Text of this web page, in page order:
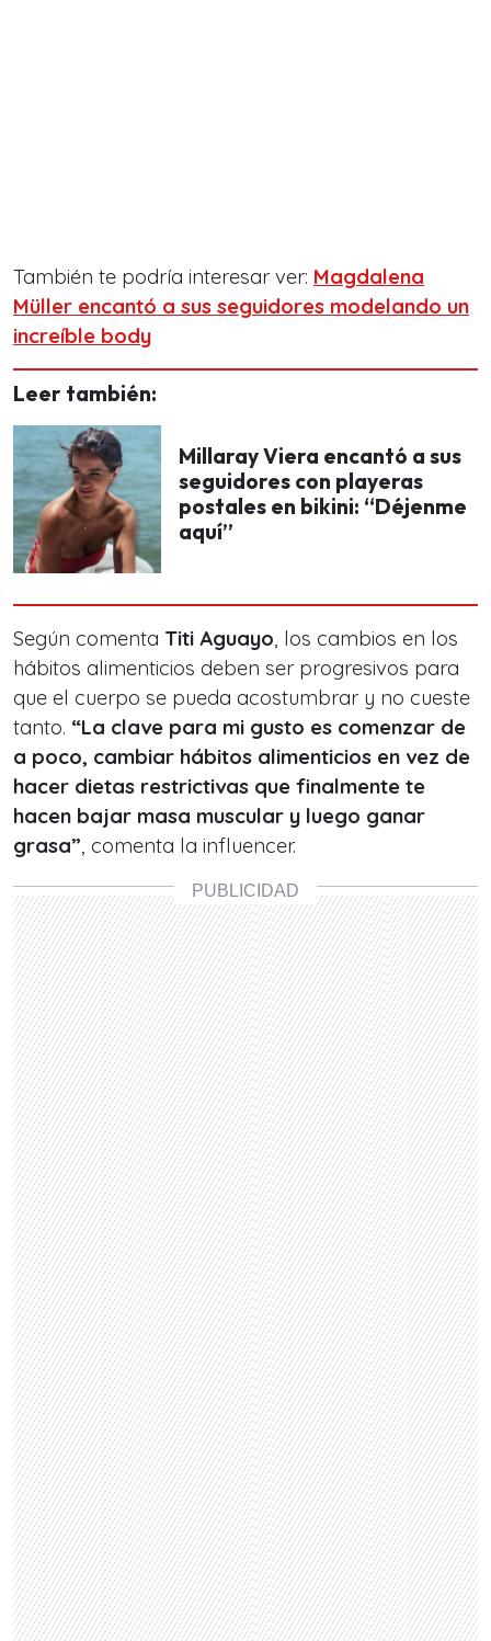
También te podría interesar ver: Magdalena
Müller encantó a sus seguidores modelando un
increíble body
Leer también:
Millaray Viera encantó a sus
seguidores con playeras
postales en bikini: “Déjenme
aquí”
Según comenta Titi Aguayo, los cambios en los
hábitos alimenticios deben ser progresivos para
que el cuerpo se pueda acostumbrar y no cueste
tanto. “La clave para mi gusto es comenzar de
a poco, cambiar hábitos alimenticios en vez de
hacer dietas restrictivas que finalmente te
hacen bajar masa muscular y luego ganar
grasa”, comenta la influencer.